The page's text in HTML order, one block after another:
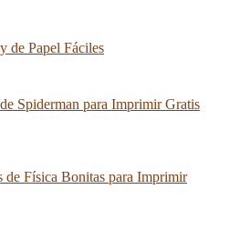
de Papel Fáciles
Spiderman para Imprimir Gratis
de Física Bonitas para Imprimir